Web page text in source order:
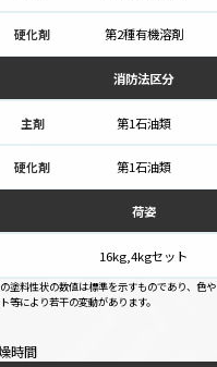
第2種有機溶剤
消防法区分
第1石油類
第1石油類
荷姿
16kg,4kgセット
塗料性状の数値は標準を示すものであり、色や
等により若干の変動があります。
時間